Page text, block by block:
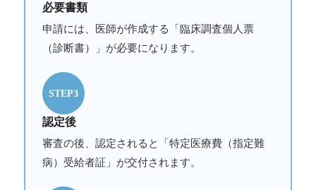
必要書類
申請には、医師が作成する「臨床調査個人票
（診断書）」が必要になります。
STEP3
認定後
審査の後、認定されると「特定医療費（指定難
病）受給者証」が交付されます。